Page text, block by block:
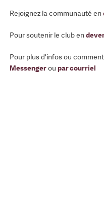
Rejoignez la communauté en
Pour soutenir le club en
Pour plus d'infos ou
Messengerou par courriel